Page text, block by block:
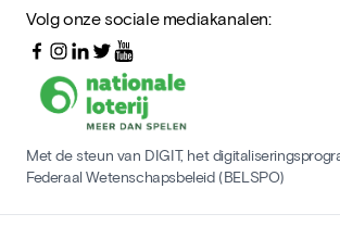
Volg onze sociale mediakanalen:
Met de steun van DIGIT, het
Federaal Wetenschapsbeleid (BELSPO)